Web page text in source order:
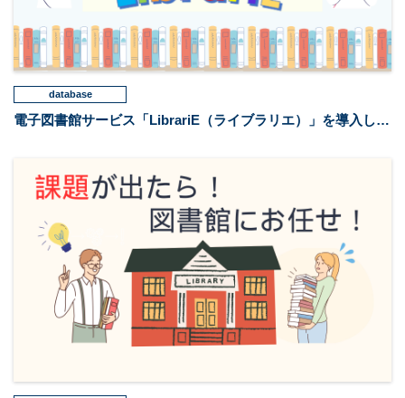
database
電子図書館サービス「LibrariE（ライブラリエ）」を導入しました